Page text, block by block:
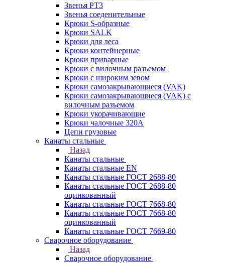
Звенья РТ3
Звенья соеденительные
Крюки S-образные
Крюки SALK
Крюки для леса
Крюки контейнерные
Крюки приварные
Крюки с вилочным разъемом
Крюки с широким зевом
Крюки самозакрывающиеся (VAK)
Крюки самозакрывающиеся (VAK) с
вилочным разъемом
Крюки укорачивающие
Крюки чалочные 320А
Цепи грузовые
Канаты стальные
Назад
Канаты стальные
Канаты стальные EN
Канаты стальные ГОСТ 2688-80
Канаты стальные ГОСТ 2688-80
оцинкованный
Канаты стальные ГОСТ 7668-80
Канаты стальные ГОСТ 7668-80
оцинкованный
Канаты стальные ГОСТ 7669-80
Сварочное оборудование
Назад
Сварочное оборудование